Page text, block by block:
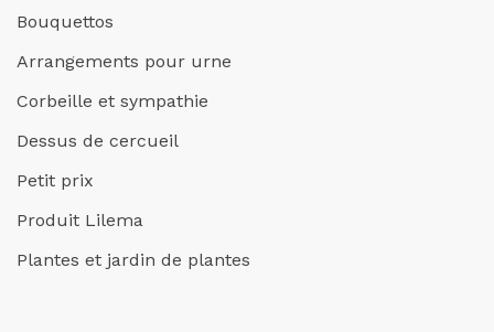
Bouquettos
Arrangements pour urne
Corbeille et sympathie
Dessus de cercueil
Petit prix
Produit Lilema
Plantes et jardin de plantes